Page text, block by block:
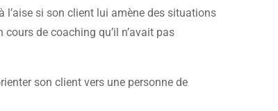
l’aise si son client lui amène des situations
de coaching qu’il n’avait pas
son client vers une personne de